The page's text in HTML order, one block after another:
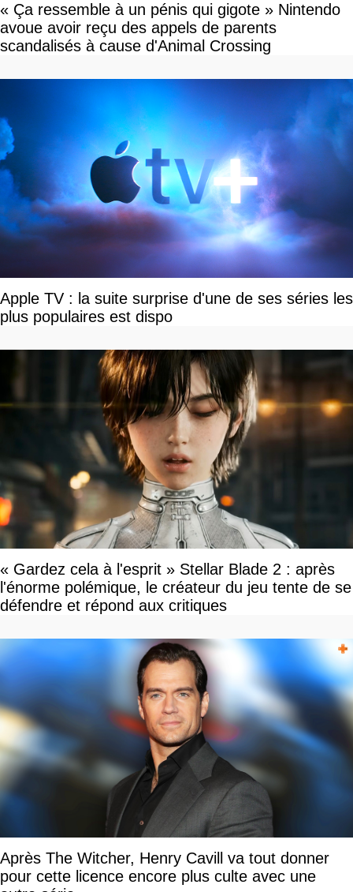
« Ça ressemble à un pénis qui gigote » Nintendo
avoue avoir reçu des appels de parents
scandalisés à cause d'Animal Crossing
Apple TV : la suite surprise d'une de ses séries les
plus populaires est dispo
« Gardez cela à l'esprit » Stellar Blade 2 : après
l'énorme polémique, le créateur du jeu tente de se
défendre et répond aux critiques
Après The Witcher, Henry Cavill va tout donner
pour cette licence encore plus culte avec une